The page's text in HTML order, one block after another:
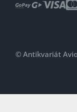
© Antikvariát